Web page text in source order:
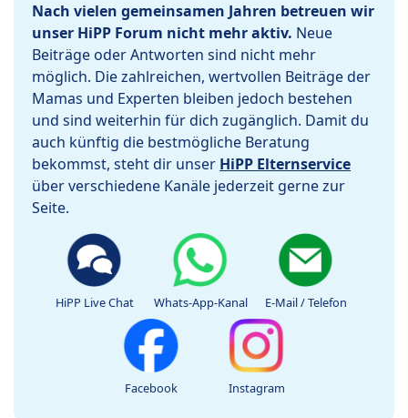
Nach vielen gemeinsamen Jahren betreuen wir
unser HiPP Forum nicht mehr aktiv. Neue
Beiträge oder Antworten sind nicht mehr
möglich. Die zahlreichen, wertvollen Beiträge der
Mamas und Experten bleiben jedoch bestehen
und sind weiterhin für dich zugänglich. Damit du
auch künftig die bestmögliche Beratung
bekommst, steht dir unser HiPP Elternservice
über verschiedene Kanäle jederzeit gerne zur
Seite.
HiPP Live Chat Whats-App-Kanal E-Mail / Telefon
Facebook Instagram